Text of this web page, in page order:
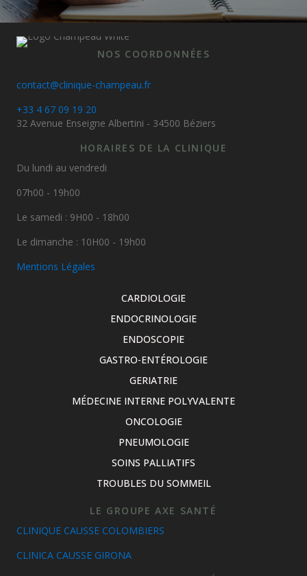
NOS COORDONNÉES
contact@clinique-champeau.fr
+33 4 67 09 19 20
32 Avenue Enseigne Albertini - 34500 Béziers
HORAIRES DE LA CLINIQUE
Du lundi au vendredi
07h00 - 19h00
Le samedi : 9H00 - 18h00
Le dimanche : 10H00 - 19h00
Mentions Légales
CARDIOLOGIE
ENDOCRINOLOGIE
ENDOSCOPIE
GASTRO-ENTÉROLOGIE
GERIATRIE
MÉDECINE INTERNE POLYVALENTE
ONCOLOGIE
PNEUMOLOGIE
SOINS PALLIATIFS
TROUBLES DU SOMMEIL
LE GROUPE AXE SANTÉ
CLINIQUE CAUSSE COLOMBIERS
CLINICA CAUSSE GIRONA